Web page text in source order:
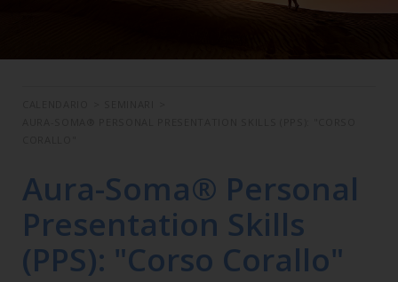
Aura-Soma® Personal
Presentation Skills
(PPS): "Corso Corallo"